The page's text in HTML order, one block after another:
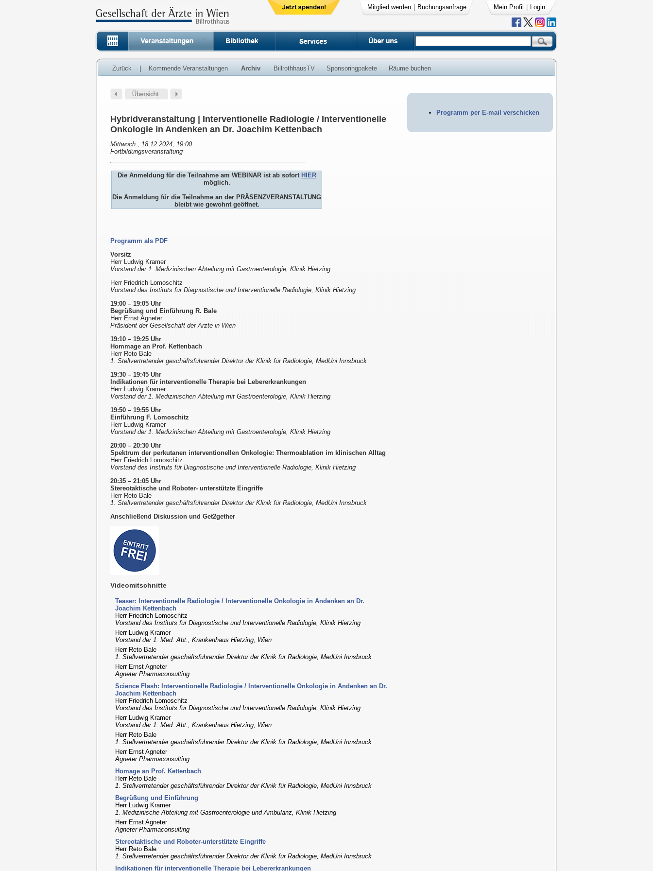
Mitglied werden Buchungsanfrage Mein Profil Login
Zurück Kommende Veranstaltungen Archiv BillrothhausTV Sponsoringpakete Räume buchen
Programm per E-mail verschicken
Hybridveranstaltung | Interventionelle Radiologie / Interventionelle
Onkologie in Andenken an Dr. Joachim Kettenbach
Mittwoch , 18.12.2024, 19:00
Fortbildungsveranstaltung
Die Anmeldung für die Teilnahme am WEBINAR ist ab sofort HIER
möglich.
Die Anmeldung für die Teilnahme an der PRÄSENZVERANSTALTUNG
bleibt wie gewohnt geöffnet.
Programm als PDF
Vorsitz
Herr Ludwig Kramer
Vorstand der 1. Medizinischen Abteilung mit Gastroenterologie, Klinik Hietzing
Herr Friedrich Lomoschitz
Vorstand des Instituts für Diagnostische und Interventionelle Radiologie, Klinik Hietzing
19:00 – 19:05 Uhr
Begrüßung und Einführung R. Bale
Herr Ernst Agneter
Präsident der Gesellschaft der Ärzte in Wien
19:10 – 19:25 Uhr
Hommage an Prof. Kettenbach
Herr Reto Bale
1. Stellvertretender geschäftsführender Direktor der Klinik für Radiologie, MedUni Innsbruck
19:30 – 19:45 Uhr
Indikationen für interventionelle Therapie bei Lebererkrankungen
Herr Ludwig Kramer
Vorstand der 1. Medizinischen Abteilung mit Gastroenterologie, Klinik Hietzing
19:50 – 19:55 Uhr
Einführung F. Lomoschitz
Herr Ludwig Kramer
Vorstand der 1. Medizinischen Abteilung mit Gastroenterologie, Klinik Hietzing
20:00 – 20:30 Uhr
Spektrum der perkutanen interventionellen Onkologie: Thermoablation im klinischen Alltag
Herr Friedrich Lomoschitz
Vorstand des Instituts für Diagnostische und Interventionelle Radiologie, Klinik Hietzing
20:35 – 21:05 Uhr
Stereotaktische und Roboter- unterstützte Eingriffe
Herr Reto Bale
1. Stellvertretender geschäftsführender Direktor der Klinik für Radiologie, MedUni Innsbruck
Anschließend Diskussion und Get2gether
Videomitschnitte
Teaser: Interventionelle Radiologie / Interventionelle Onkologie in Andenken an Dr.
Joachim Kettenbach
Herr Friedrich Lomoschitz
Vorstand des Instituts für Diagnostische und Interventionelle Radiologie, Klinik Hietzing
Herr Ludwig Kramer
Vorstand der 1. Med. Abt., Krankenhaus Hietzing, Wien
Herr Reto Bale
1. Stellvertretender geschäftsführender Direktor der Klinik für Radiologie, MedUni Innsbruck
Herr Ernst Agneter
Agneter Pharmaconsulting
Science Flash: Interventionelle Radiologie / Interventionelle Onkologie in Andenken an Dr.
Joachim Kettenbach
Herr Friedrich Lomoschitz
Vorstand des Instituts für Diagnostische und Interventionelle Radiologie, Klinik Hietzing
Herr Ludwig Kramer
Vorstand der 1. Med. Abt., Krankenhaus Hietzing, Wien
Herr Reto Bale
1. Stellvertretender geschäftsführender Direktor der Klinik für Radiologie, MedUni Innsbruck
Herr Ernst Agneter
Agneter Pharmaconsulting
Homage an Prof. Kettenbach
Herr Reto Bale
1. Stellvertretender geschäftsführender Direktor der Klinik für Radiologie, MedUni Innsbruck
Begrüßung und Einführung
Herr Ludwig Kramer
1. Medizinische Abteilung mit Gastroenterologie und Ambulanz, Klinik Hietzing
Herr Ernst Agneter
Agneter Pharmaconsulting
Stereotaktische und Roboter-unterstützte Eingriffe
Herr Reto Bale
1. Stellvertretender geschäftsführender Direktor der Klinik für Radiologie, MedUni Innsbruck
Indikationen für interventionelle Therapie bei Lebererkrankungen